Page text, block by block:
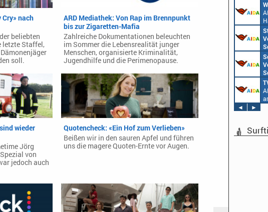
nach
beliebten
letzte Staffel,
soll.
ARD Mediathek: Von Rap im Brennpunkt
bis zur Zigaretten-Mafia
Zahlreiche Dokumentationen beleuchten
im Sommer die Lebensrealität junger
Menschen, organisierte Kriminalität,
Jugendhilfe und die Perimenopause.
wieder
Jörg
von
jedoch auch
Quotencheck: «Ein Hof zum Verlieben»
Beißen wir in den sauren Apfel und führen
uns die magere Quoten-Ernte vor Augen.
◄
►